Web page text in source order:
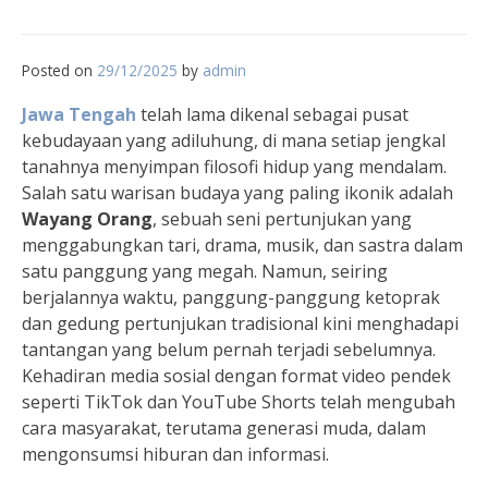
Posted on 29/12/2025 by admin
Jawa Tengah telah lama dikenal sebagai pusat
kebudayaan yang adiluhung, di mana setiap jengkal
tanahnya menyimpan filosofi hidup yang mendalam.
Salah satu warisan budaya yang paling ikonik adalah
Wayang Orang, sebuah seni pertunjukan yang
menggabungkan tari, drama, musik, dan sastra dalam
satu panggung yang megah. Namun, seiring
berjalannya waktu, panggung-panggung ketoprak
dan gedung pertunjukan tradisional kini menghadapi
tantangan yang belum pernah terjadi sebelumnya.
Kehadiran media sosial dengan format video pendek
seperti TikTok dan YouTube Shorts telah mengubah
cara masyarakat, terutama generasi muda, dalam
mengonsumsi hiburan dan informasi.